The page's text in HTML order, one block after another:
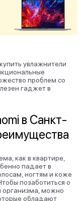
увлажнители
проблем со
гаджет в
в Санкт-
как в квартире,
падает в
ногтям и коже
позаботиться о
организма, можно
обладают